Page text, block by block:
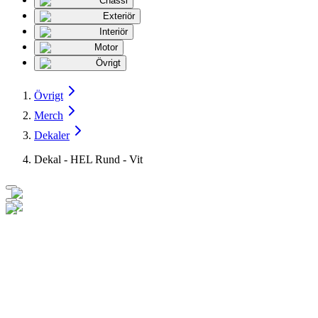
Exteriör
Interiör
Motor
Övrigt
Övrigt
Merch
Dekaler
Dekal - HEL Rund - Vit